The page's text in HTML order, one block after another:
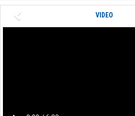
V/v triển khai Thông tư số 62/2026/TT-
VIDEO
Previous